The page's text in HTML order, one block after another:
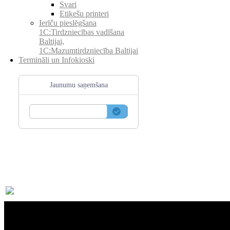
Svari
Etiķešu printeri
Ierīču pieslēgšana
1C:Tirdzniecības vadīšana
Baltijai,
1C:Mazumtirdzniecība Baltijai
Termināli un Infokioski
Jaunumu saņemšana